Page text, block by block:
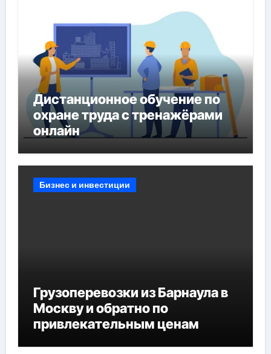
Дистанционное обучение по
охране труда с тренажёрами
онлайн
Бизнес и инвестиции
Грузоперевозки из Барнаула в
Москву и обратно по
привлекательным ценам